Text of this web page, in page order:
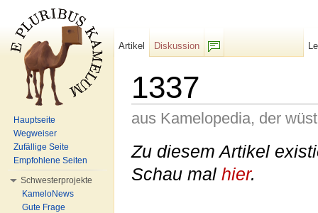
1337
aus Kamelopedia, der
Zu diesem Artikel
Schau mal hier.
Artikel
Diskussion
Hauptseite
Wegweiser
Zufällige Seite
Empfohlene Seiten
Schwesterprojekte
KameloNews
Gute Frage